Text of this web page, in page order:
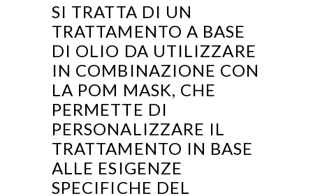
SI TRATTA DI UN
TRATTAMENTO A BASE
DI OLIO DA UTILIZZARE
IN COMBINAZIONE CON
LA POM MASK, CHE
PERMETTE DI
PERSONALIZZARE IL
TRATTAMENTO IN BASE
ALLE ESIGENZE
SPECIFICHE DEL